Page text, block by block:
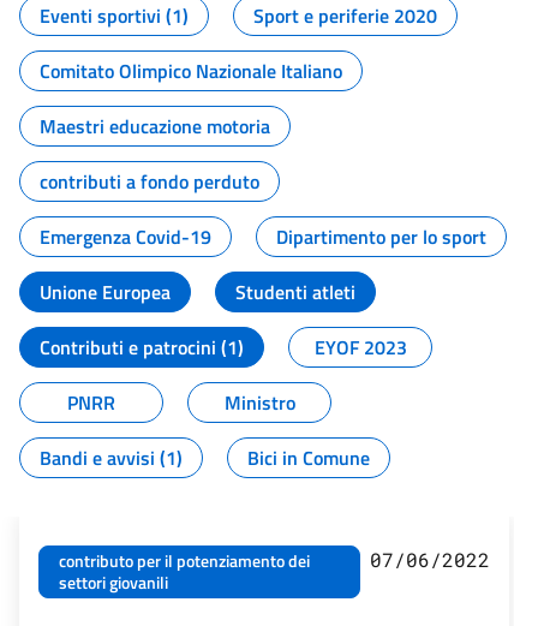
Eventi sportivi (1)
Sport e periferie 2020
Comitato Olimpico Nazionale Italiano
Maestri educazione motoria
contributi a fondo perduto
Emergenza Covid-19
Dipartimento per lo sport
Unione Europea
Studenti atleti
Contributi e patrocini (1)
EYOF 2023
PNRR
Ministro
Bandi e avvisi (1)
Bici in Comune
contributo per il potenziamento dei
settori giovanili
07/06/2022